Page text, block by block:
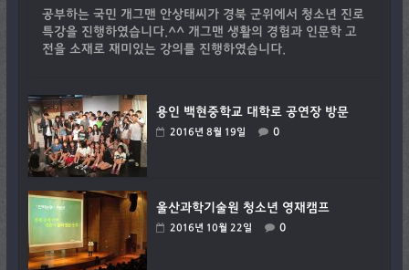
공부하는 국민 개그맨 안상태씨가 경북 군위에서 청소년 진로
특강을 진행하였습니다.^^ 개그맨 생활의 경험과 인문학 고
전을 소재로 재미있는 강의를 진행하였습니다.
용인 백현중학교 대학로 공연장 방문
2016년 8월 19일 0
울산과학기술원 청소년 영재캠프
2016년 10월 22일 0